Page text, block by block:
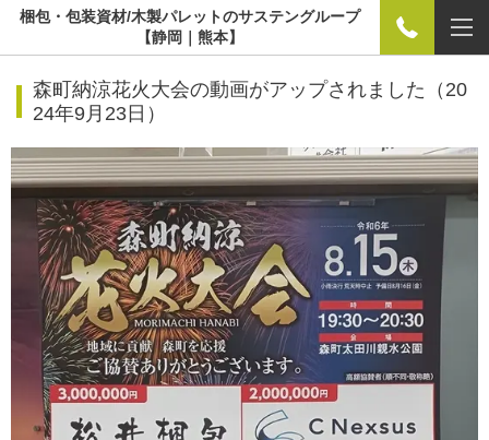
梱包・包装資材/木製パレットのサステングループ
【静岡｜熊本】
森町納涼花火大会の動画がアップされました（ 20
24年9月23日）